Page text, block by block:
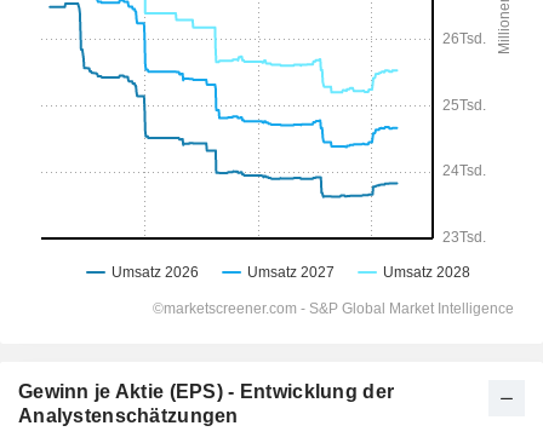
Gewinn je Aktie (EPS) - Entwicklung der
Analystenschätzungen